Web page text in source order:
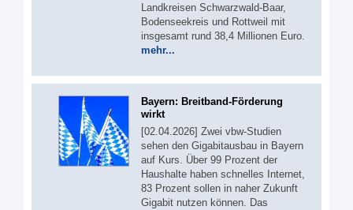
Landkreisen Schwarzwald-Baar,
Bodenseekreis und Rottweil mit
insgesamt rund 38,4 Millionen Euro.
mehr...
Bayern: Breitband-Förderung
wirkt
[02.04.2026] Zwei vbw-Studien
sehen den Gigabitausbau in Bayern
auf Kurs. Über 99 Prozent der
Haushalte haben schnelles Internet,
83 Prozent sollen in naher Zukunft
Gigabit nutzen können. Das